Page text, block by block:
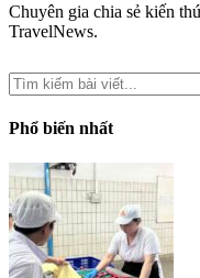
Chuyên gia chia sẻ kiến
TravelNews.
Phổ biến nhất